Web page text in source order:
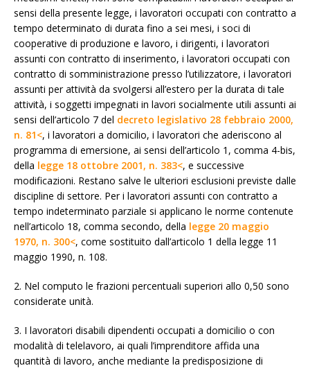
sensi della presente legge, i lavoratori occupati con contratto a
tempo determinato di durata fino a sei mesi, i soci di
cooperative di produzione e lavoro, i dirigenti, i lavoratori
assunti con contratto di inserimento, i lavoratori occupati con
contratto di somministrazione presso l’utilizzatore, i lavoratori
assunti per attività da svolgersi all’estero per la durata di tale
attività, i soggetti impegnati in lavori socialmente utili assunti ai
sensi dell’articolo 7 del decreto legislativo 28 febbraio 2000,
n. 81<, i lavoratori a domicilio, i lavoratori che aderiscono al
programma di emersione, ai sensi dell’articolo 1, comma 4-bis,
della legge 18 ottobre 2001, n. 383<, e successive
modificazioni. Restano salve le ulteriori esclusioni previste dalle
discipline di settore. Per i lavoratori assunti con contratto a
tempo indeterminato parziale si applicano le norme contenute
nell’articolo 18, comma secondo, della legge 20 maggio
1970, n. 300<, come sostituito dall’articolo 1 della legge 11
maggio 1990, n. 108.
2. Nel computo le frazioni percentuali superiori allo 0,50 sono
considerate unità.
3. I lavoratori disabili dipendenti occupati a domicilio o con
modalità di telelavoro, ai quali l’imprenditore affida una
quantità di lavoro, anche mediante la predisposizione di